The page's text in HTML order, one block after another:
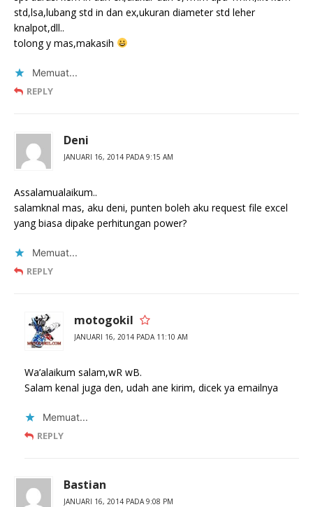
std,lsa,lubang std in dan ex,ukuran diameter std leher
knalpot,dll..
tolong y mas,makasih
Memuat...
REPLY
Deni
JANUARI 16, 2014 PADA 9:15 AM
Assalamualaikum..
salamknal mas, aku deni, punten boleh aku request file excel
yang biasa dipake perhitungan power?
Memuat...
REPLY
motogokil
JANUARI 16, 2014 PADA 11:10 AM
Wa’alaikum salam,wR wB.
Salam kenal juga den, udah ane kirim, dicek ya emailnya
Memuat...
REPLY
Bastian
JANUARI 16, 2014 PADA 9:08 PM